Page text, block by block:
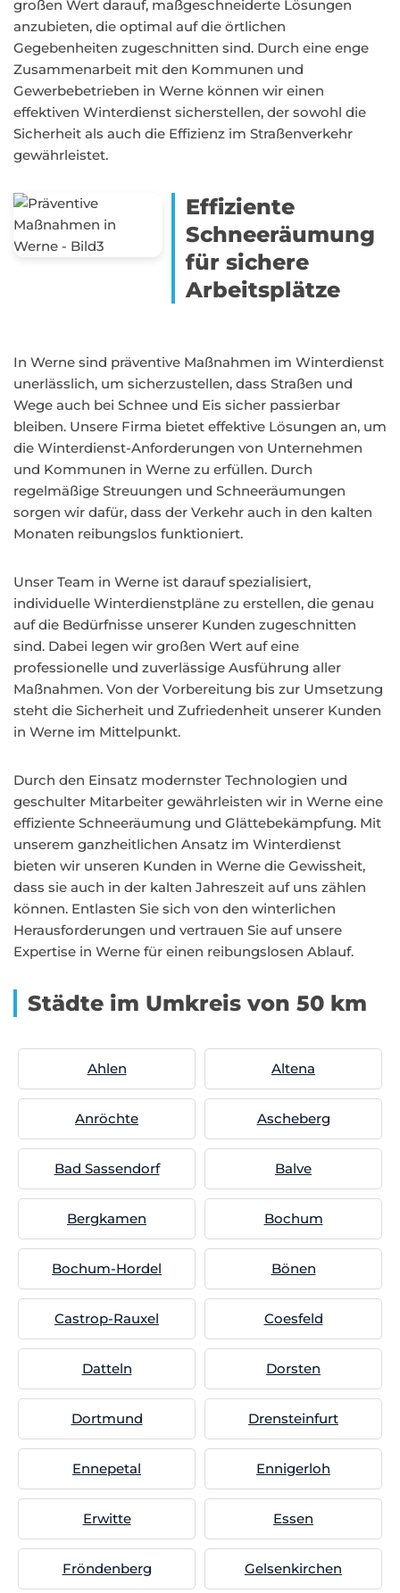
großen Wert darauf, maßgeschneiderte Lösungen
anzubieten, die optimal auf die örtlichen
Gegebenheiten zugeschnitten sind. Durch eine enge
Zusammenarbeit mit den Kommunen und
Gewerbebetrieben in Werne können wir einen
effektiven Winterdienst sicherstellen, der sowohl die
Sicherheit als auch die Effizienz im Straßenverkehr
gewährleistet.
Effiziente
Schneeräumung
für sichere
Arbeitsplätze
In Werne sind präventive Maßnahmen im Winterdienst
unerlässlich, um sicherzustellen, dass Straßen und
Wege auch bei Schnee und Eis sicher passierbar
bleiben. Unsere Firma bietet effektive Lösungen an, um
die Winterdienst-Anforderungen von Unternehmen
und Kommunen in Werne zu erfüllen. Durch
regelmäßige Streuungen und Schneeräumungen
sorgen wir dafür, dass der Verkehr auch in den kalten
Monaten reibungslos funktioniert.
Unser Team in Werne ist darauf spezialisiert,
individuelle Winterdienstpläne zu erstellen, die genau
auf die Bedürfnisse unserer Kunden zugeschnitten
sind. Dabei legen wir großen Wert auf eine
professionelle und zuverlässige Ausführung aller
Maßnahmen. Von der Vorbereitung bis zur Umsetzung
steht die Sicherheit und Zufriedenheit unserer Kunden
in Werne im Mittelpunkt.
Durch den Einsatz modernster Technologien und
geschulter Mitarbeiter gewährleisten wir in Werne eine
effiziente Schneeräumung und Glättebekämpfung. Mit
unserem ganzheitlichen Ansatz im Winterdienst
bieten wir unseren Kunden in Werne die Gewissheit,
dass sie auch in der kalten Jahreszeit auf uns zählen
können. Entlasten Sie sich von den winterlichen
Herausforderungen und vertrauen Sie auf unsere
Expertise in Werne für einen reibungslosen Ablauf.
Städte im Umkreis von 50 km
Ahlen Altena
Anröchte Ascheberg
Bad Sassendorf Balve
Bergkamen Bochum
Bochum-Hordel Bönen
Castrop-Rauxel Coesfeld
Datteln Dorsten
Dortmund Drensteinfurt
Ennepetal Ennigerloh
Erwitte Essen
Fröndenberg Gelsenkirchen